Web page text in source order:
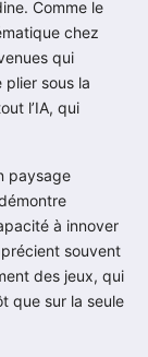
Comme le
chez
qui
sous la
l’IA, qui
paysage
à innover
souvent
des jeux, qui
que sur la seule